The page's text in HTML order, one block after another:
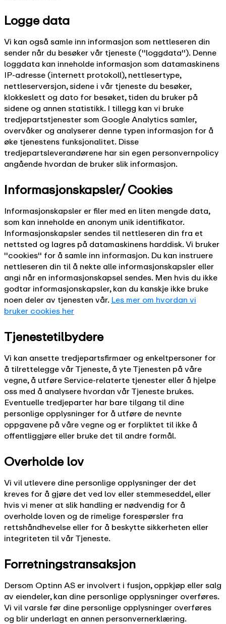
Logge data
Vi kan også samle inn informasjon som nettleseren din
sender når du besøker vår tjeneste (''loggdata''). Denne
loggdata kan inneholde informasjon som datamaskinens
IP-adresse (internett protokoll), nettlesertype,
nettleserversjon, sidene i vår tjeneste du besøker,
klokkeslett og dato for besøket, tiden du bruker på
sidene og annen statistikk. I tillegg kan vi bruke
tredjepartstjenester som Google Analytics samler,
overvåker og analyserer denne typen informasjon for å
øke tjenestens funksjonalitet. Disse
tredjepartsleverandørene har sin egen personvernpolicy
angående hvordan de bruker slik informasjon.
Informasjonskapsler/ Cookies
Informasjonskapsler er filer med en liten mengde data,
som kan inneholde en anonym unik identifikator.
Informasjonskapsler sendes til nettleseren din fra et
nettsted og lagres på datamaskinens harddisk. Vi bruker
''cookies'' for å samle inn informasjon. Du kan instruere
nettleseren din til å nekte alle informasjonskapsler eller
angi når en informasjonskapsel sendes. Men hvis du ikke
godtar informasjonskapsler, kan du kanskje ikke bruke
noen deler av tjenesten vår. Les mer om hvordan vi
bruker cookies her
Tjenestetilbydere
Vi kan ansette tredjepartsfirmaer og enkeltpersoner for
å tilrettelegge vår Tjeneste, å yte Tjenesten på våre
vegne, å utføre Service-relaterte tjenester eller å hjelpe
oss med å analysere hvordan vår Tjeneste brukes.
Eventuelle tredjeparter har bare tilgang til dine
personlige opplysninger for å utføre de nevnte
oppgavene på våre vegne og er forpliktet til ikke å
offentliggjøre eller bruke det til andre formål.
Overholde lov
Vi vil utlevere dine personlige opplysninger der det
kreves for å gjøre det ved lov eller stemmeseddel, eller
hvis vi mener at slik handling er nødvendig for å
overholde loven og de rimelige forespørsler fra
rettshåndhevelse eller for å beskytte sikkerheten eller
integriteten til vår Tjeneste.
Forretningstransaksjon
Dersom Optinn AS er involvert i fusjon, oppkjøp eller salg
av eiendeler, kan dine personlige opplysninger overføres.
Vi vil varsle før dine personlige opplysninger overføres
og blir underlagt en annen personvernerklæring.